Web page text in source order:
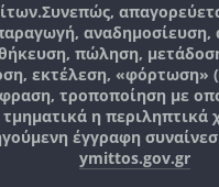
Συνεπώς,
αναδημοσίευση,
πώληση,
εκτέλεση, «φόρτωση»
τροποποίηση με
η περιληπτικά
έγγραφη
ymittos.gov.gr